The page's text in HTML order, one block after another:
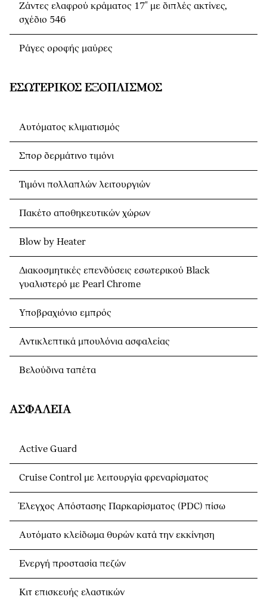
Ζάντες ελαφρού κράματος 17" με διπλές ακτίνες,
σχέδιο 546
Ράγες οροφής μαύρες
ΕΣΩΤΕΡΙΚΌΣ ΕΞΟΠΛΙΣΜΌΣ
Αυτόματος κλιματισμός
Σπορ δερμάτινο τιμόνι
Τιμόνι πολλαπλών λειτουργιών
Πακέτο αποθηκευτικών χώρων
Blow by Heater
Διακοσμητικές επενδύσεις εσωτερικού Black
γυαλιστερό με Pearl Chrome
Υποβραχιόνιο εμπρός
Αντικλεπτικά μπουλόνια ασφαλείας
Βελούδινα ταπέτα
ΑΣΦΆΛΕΙΑ
Active Guard
Cruise Control με λειτουργία φρεναρίσματος
Έλεγχος Απόστασης Παρκαρίσματος (PDC) πίσω
Αυτόματο κλείδωμα θυρών κατά την εκκίνηση
Ενεργή προστασία πεζών
Κιτ επισκευής ελαστικών